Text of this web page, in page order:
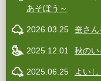
あそぼう～
2026.03.25 蚕さん
2025.12.01 秋のい
2025.06.25 よい